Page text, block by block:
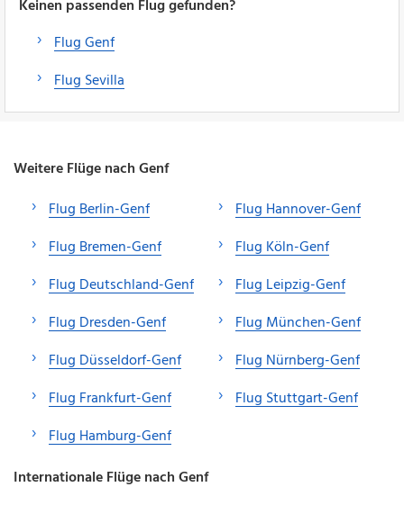
Keinen passenden Flug gefunden?
Flug Genf
Flug Sevilla
Weitere Flüge nach Genf
Flug Berlin-Genf
Flug Bremen-Genf
Flug Deutschland-Genf
Flug Dresden-Genf
Flug Düsseldorf-Genf
Flug Frankfurt-Genf
Flug Hamburg-Genf
Flug Hannover-Genf
Flug Köln-Genf
Flug Leipzig-Genf
Flug München-Genf
Flug Nürnberg-Genf
Flug Stuttgart-Genf
Internationale Flüge nach Genf